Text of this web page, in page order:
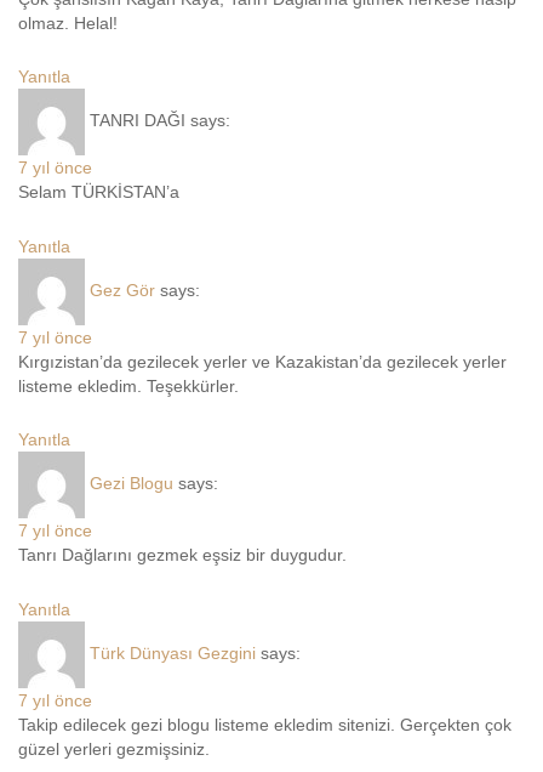
olmaz. Helal!
Yanıtla
TANRI DAĞI says:
7 yıl önce
Selam TÜRKİSTAN’a
Yanıtla
Gez Gör says:
7 yıl önce
Kırgızistan’da gezilecek yerler ve Kazakistan’da gezilecek yerler
listeme ekledim. Teşekkürler.
Yanıtla
Gezi Blogu says:
7 yıl önce
Tanrı Dağlarını gezmek eşsiz bir duygudur.
Yanıtla
Türk Dünyası Gezgini says:
7 yıl önce
Takip edilecek gezi blogu listeme ekledim sitenizi. Gerçekten çok
güzel yerleri gezmişsiniz.